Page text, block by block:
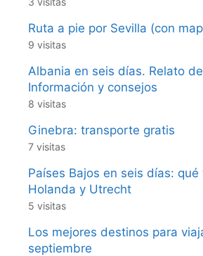
Ruta a pie por Sevilla (con
9 visitas
Albania en seis días. Relato
Información y consejos
8 visitas
Ginebra: transporte gratis
7 visitas
Países Bajos en seis días: qué
Holanda y Utrecht
5 visitas
Los mejores destinos para
septiembre